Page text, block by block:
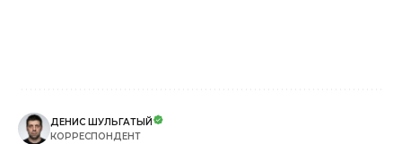
ДЕНИС ШУЛЬГАТЫЙ
КОРРЕСПОНДЕНТ